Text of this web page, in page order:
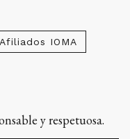
Afiliados IOMA
y respetuosa.